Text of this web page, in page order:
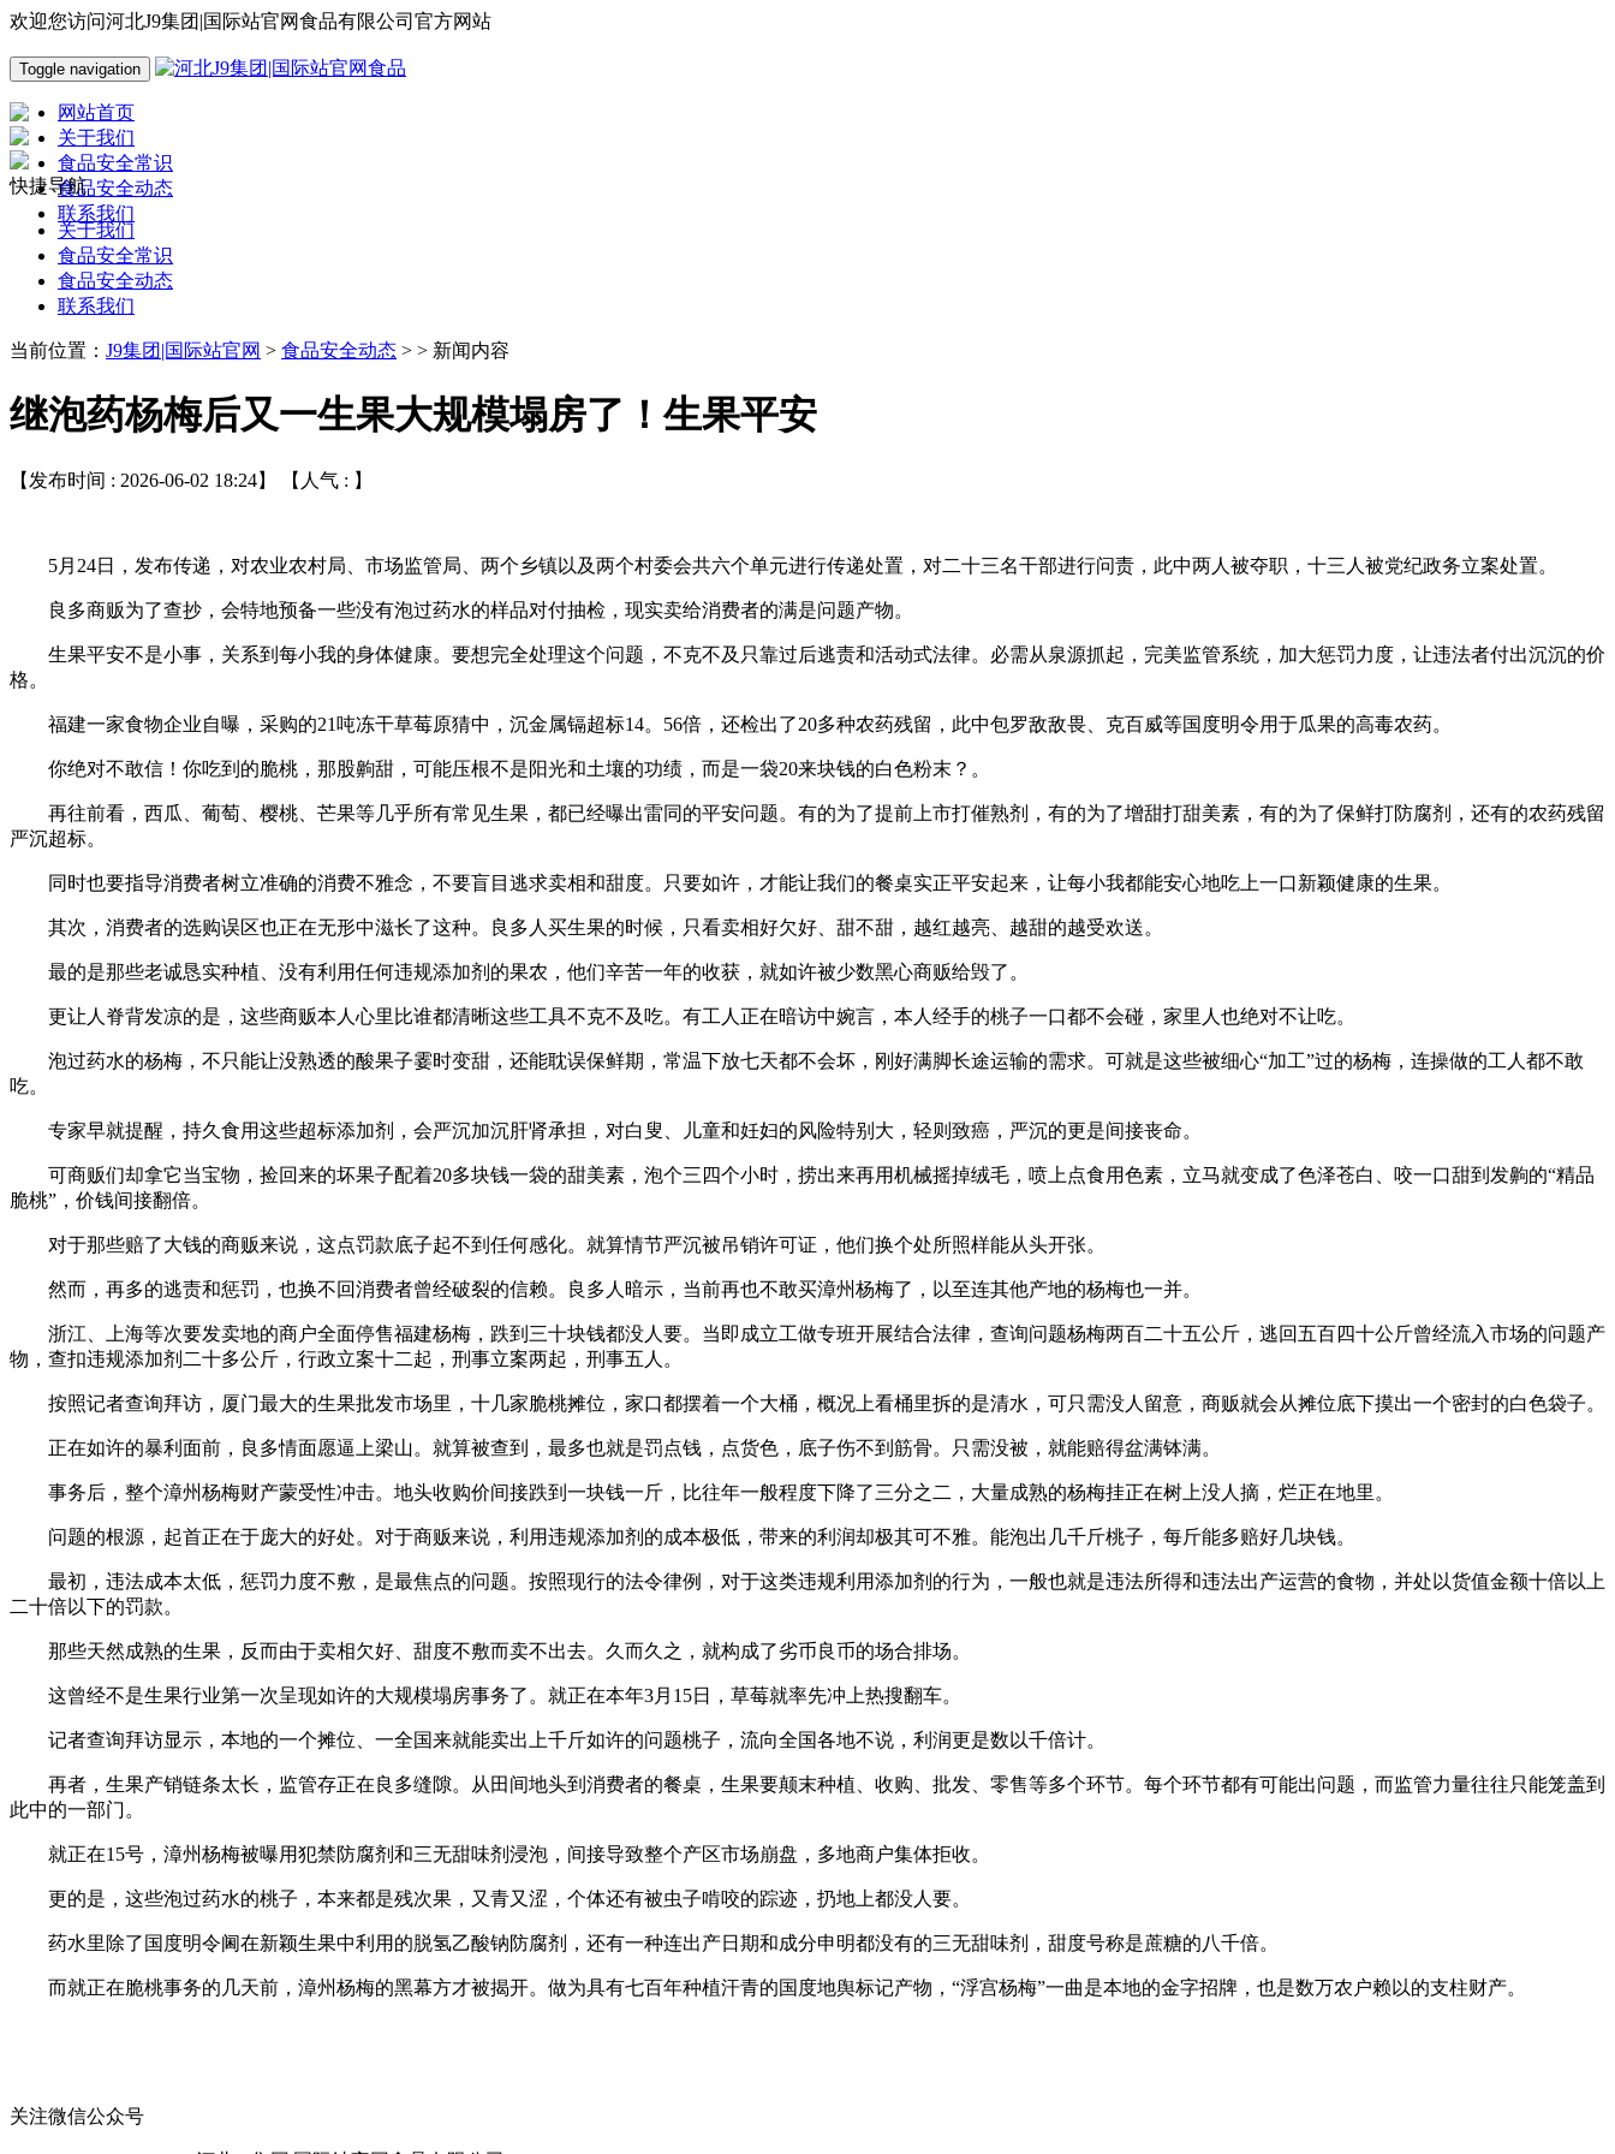
欢迎您访问河北J9集团|国际站官网食品有限公司官方网站
Toggle navigation
网站首页
关于我们
食品安全常识
食品安全动态
联系我们
快捷导航
关于我们
食品安全常识
食品安全动态
联系我们
当前位置： J9集团|国际站官网 > 食品安全动态 > > 新闻内容
继泡药杨梅后又一生果大规模塌房了！生果平安
【发布时间 : 2026-06-02 18:24】 【人气 : 】
5月24日，发布传递，对农业农村局、市场监管局、两个乡镇以及两个村委会共六个单元进行传递处置，对二十三名干部进行问责，此中两人被夺职，十三人被党纪政务立案处置。
良多商贩为了查抄，会特地预备一些没有泡过药水的样品对付抽检，现实卖给消费者的满是问题产物。
生果平安不是小事，关系到每小我的身体健康。要想完全处理这个问题，不克不及只靠过后逃责和活动式法律。必需从泉源抓起，完美监管系统，加大惩罚力度，让违法者付出沉沉的价
格。
福建一家食物企业自曝，采购的21吨冻干草莓原猜中，沉金属镉超标14。56倍，还检出了20多种农药残留，此中包罗敌敌畏、克百威等国度明令用于瓜果的高毒农药。
你绝对不敢信！你吃到的脆桃，那股齁甜，可能压根不是阳光和土壤的功绩，而是一袋20来块钱的白色粉末？。
再往前看，西瓜、葡萄、樱桃、芒果等几乎所有常见生果，都已经曝出雷同的平安问题。有的为了提前上市打催熟剂，有的为了增甜打甜美素，有的为了保鲜打防腐剂，还有的农药残留
严沉超标。
同时也要指导消费者树立准确的消费不雅念，不要盲目逃求卖相和甜度。只要如许，才能让我们的餐桌实正平安起来，让每小我都能安心地吃上一口新颖健康的生果。
其次，消费者的选购误区也正在无形中滋长了这种。良多人买生果的时候，只看卖相好欠好、甜不甜，越红越亮、越甜的越受欢送。
最的是那些老诚恳实种植、没有利用任何违规添加剂的果农，他们辛苦一年的收获，就如许被少数黑心商贩给毁了。
更让人脊背发凉的是，这些商贩本人心里比谁都清晰这些工具不克不及吃。有工人正在暗访中婉言，本人经手的桃子一口都不会碰，家里人也绝对不让吃。
泡过药水的杨梅，不只能让没熟透的酸果子霎时变甜，还能耽误保鲜期，常温下放七天都不会坏，刚好满脚长途运输的需求。可就是这些被细心“加工”过的杨梅，连操做的工人都不敢
吃。
专家早就提醒，持久食用这些超标添加剂，会严沉加沉肝肾承担，对白叟、儿童和妊妇的风险特别大，轻则致癌，严沉的更是间接丧命。
可商贩们却拿它当宝物，捡回来的坏果子配着20多块钱一袋的甜美素，泡个三四个小时，捞出来再用机械摇掉绒毛，喷上点食用色素，立马就变成了色泽苍白、咬一口甜到发齁的“精品
脆桃”，价钱间接翻倍。
对于那些赔了大钱的商贩来说，这点罚款底子起不到任何感化。就算情节严沉被吊销许可证，他们换个处所照样能从头开张。
然而，再多的逃责和惩罚，也换不回消费者曾经破裂的信赖。良多人暗示，当前再也不敢买漳州杨梅了，以至连其他产地的杨梅也一并。
浙江、上海等次要发卖地的商户全面停售福建杨梅，跌到三十块钱都没人要。当即成立工做专班开展结合法律，查询问题杨梅两百二十五公斤，逃回五百四十公斤曾经流入市场的问题产
物，查扣违规添加剂二十多公斤，行政立案十二起，刑事立案两起，刑事五人。
按照记者查询拜访，厦门最大的生果批发市场里，十几家脆桃摊位，家口都摆着一个大桶，概况上看桶里拆的是清水，可只需没人留意，商贩就会从摊位底下摸出一个密封的白色袋子。
正在如许的暴利面前，良多情面愿逼上梁山。就算被查到，最多也就是罚点钱，点货色，底子伤不到筋骨。只需没被，就能赔得盆满钵满。
事务后，整个漳州杨梅财产蒙受性冲击。地头收购价间接跌到一块钱一斤，比往年一般程度下降了三分之二，大量成熟的杨梅挂正在树上没人摘，烂正在地里。
问题的根源，起首正在于庞大的好处。对于商贩来说，利用违规添加剂的成本极低，带来的利润却极其可不雅。能泡出几千斤桃子，每斤能多赔好几块钱。
最初，违法成本太低，惩罚力度不敷，是最焦点的问题。按照现行的法令律例，对于这类违规利用添加剂的行为，一般也就是违法所得和违法出产运营的食物，并处以货值金额十倍以上
二十倍以下的罚款。
那些天然成熟的生果，反而由于卖相欠好、甜度不敷而卖不出去。久而久之，就构成了劣币良币的场合排场。
这曾经不是生果行业第一次呈现如许的大规模塌房事务了。就正在本年3月15日，草莓就率先冲上热搜翻车。
记者查询拜访显示，本地的一个摊位、一全国来就能卖出上千斤如许的问题桃子，流向全国各地不说，利润更是数以千倍计。
再者，生果产销链条太长，监管存正在良多缝隙。从田间地头到消费者的餐桌，生果要颠末种植、收购、批发、零售等多个环节。每个环节都有可能出问题，而监管力量往往只能笼盖到
此中的一部门。
就正在15号，漳州杨梅被曝用犯禁防腐剂和三无甜味剂浸泡，间接导致整个产区市场崩盘，多地商户集体拒收。
更的是，这些泡过药水的桃子，本来都是残次果，又青又涩，个体还有被虫子啃咬的踪迹，扔地上都没人要。
药水里除了国度明令阃在新颖生果中利用的脱氢乙酸钠防腐剂，还有一种连出产日期和成分申明都没有的三无甜味剂，甜度号称是蔗糖的八千倍。
而就正在脆桃事务的几天前，漳州杨梅的黑幕方才被揭开。做为具有七百年种植汗青的国度地舆标记产物，“浮宫杨梅”一曲是本地的金字招牌，也是数万农户赖以的支柱财产。
关注微信公众号